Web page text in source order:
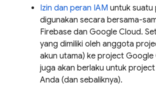
Izin dan peran IAM untuk suatu
digunakan secara bersama-
Firebase dan Google Cloud.
yang dimiliki oleh anggota
akun utama) ke project Google
juga akan berlaku untuk
Anda (dan sebaliknya).